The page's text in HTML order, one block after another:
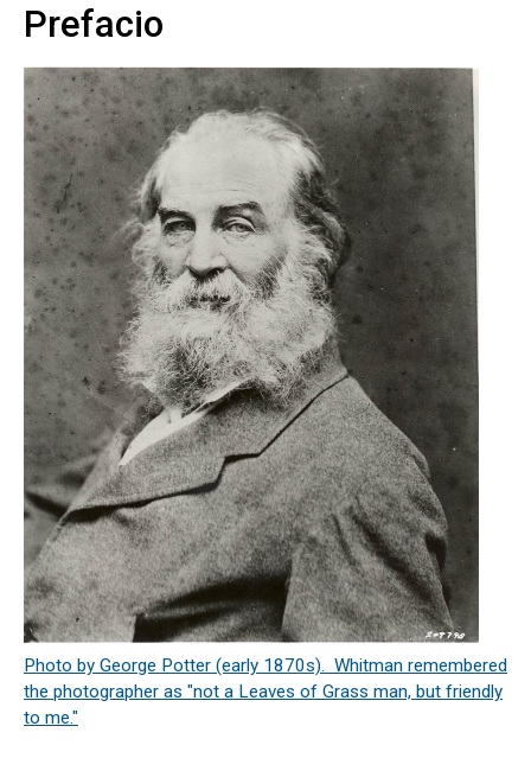
Prefacio
Photo by George Potter (early 1870s). Whitman remembered
the photographer as "not a Leaves of Grass man, but friendly
to me."